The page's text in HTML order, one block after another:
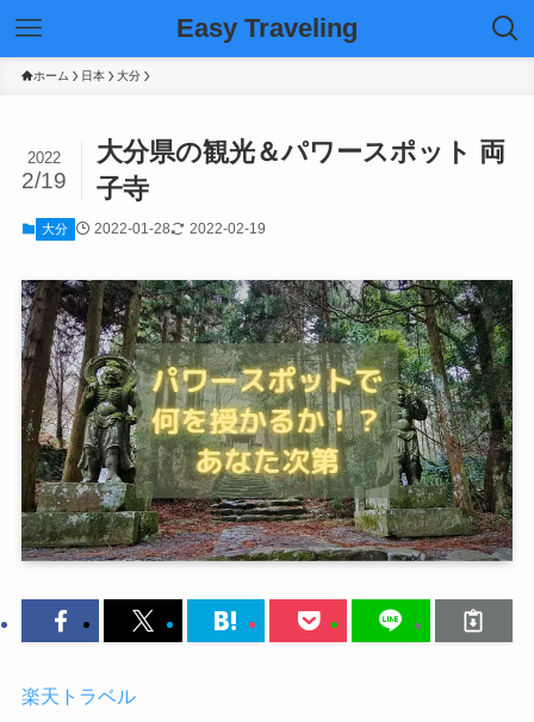
Easy Traveling
ホーム 日本 大分
大分県の観光＆パワースポット 両
子寺
2022
2/19
大分 2022-01-28 2022-02-19
楽天トラベル